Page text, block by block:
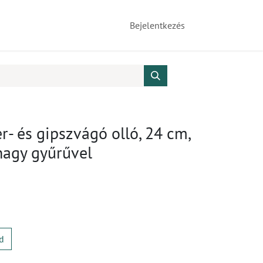
Bejelentkezés
és gipszvágó olló, 24 cm,
gyűrűvel